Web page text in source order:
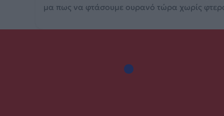
μα πως να φτάσουμε ουρανό τώρα χωρίς